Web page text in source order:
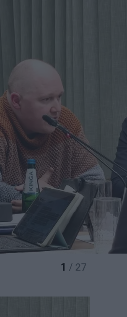
1 / 27